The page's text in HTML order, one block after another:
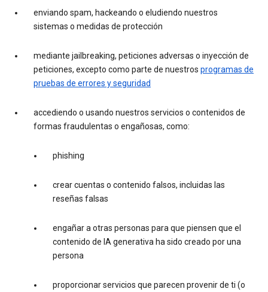
enviando spam, hackeando o eludiendo nuestros
sistemas o medidas de protección
mediante jailbreaking, peticiones adversas o inyección de
peticiones, excepto como parte de nuestros programas de
pruebas de errores y seguridad
accediendo o usando nuestros servicios o contenidos de
formas fraudulentas o engañosas, como:
phishing
crear cuentas o contenido falsos, incluidas las
reseñas falsas
engañar a otras personas para que piensen que el
contenido de IA generativa ha sido creado por una
persona
proporcionar servicios que parecen provenir de ti (o